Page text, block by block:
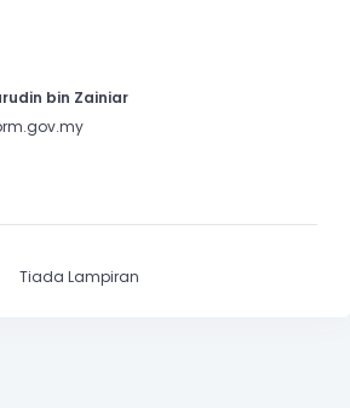
bin Zainiar
Tiada Lampiran